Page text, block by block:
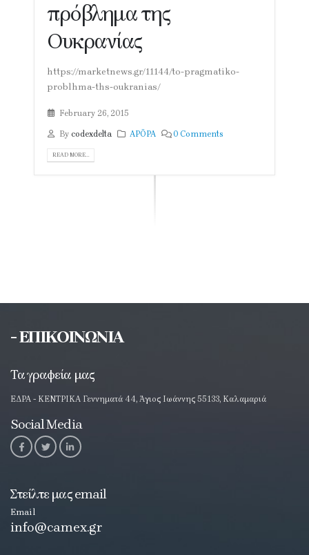
πρόβλημα της
Ουκρανίας
https://marketnews.gr/11144/to-pragmatiko-
problhma-ths-oukranias/
February 26, 2015
By codexdelta ΑΡΘΡΑ 0 Comments
READ MORE...
- ΕΠΙΚΟΙΝΩΝΙΑ
Τα γραφεία μας
ΕΔΡΑ - ΚΕΝΤΡΙΚΑ Γεννηματά 44, Άγιος Ιωάννης 55133, Καλαμαριά
Social Media
Στείλτε μας email
Email
info@camex.gr